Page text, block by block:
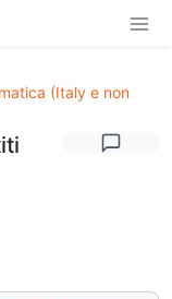
(Italy e non